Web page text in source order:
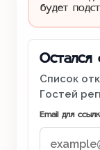
будет
Остался
Список
Гостей
Email для